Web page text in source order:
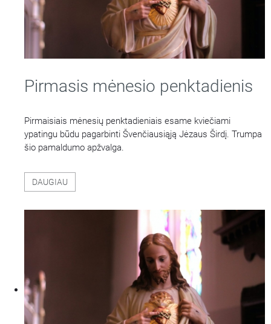
Pirmasis mėnesio penktadienis
Pirmaisiais mėnesių penktadieniais esame kviečiami
ypatingu būdu pagarbinti Švenčiausiąją Jėzaus Širdį. Trumpa
šio pamaldumo apžvalga.
DAUGIAU